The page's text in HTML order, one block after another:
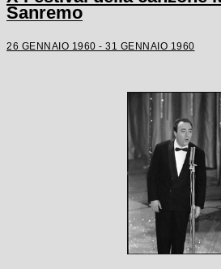
Sanremo
26 GENNAIO 1960 - 31 GENNAIO 1960